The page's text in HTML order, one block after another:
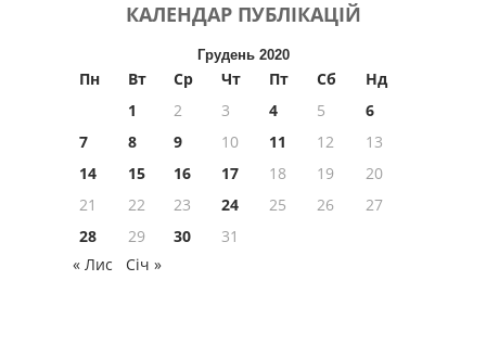
КАЛЕНДАР ПУБЛІКАЦІЙ
Грудень 2020
Пн Вт Ср Чт Пт Сб
Нд
1
2 3 4 5
6
7
8 9 10 11 12
13
14
15 16 17 18 19
20
21
22 23 24 25 26
27
28
29 30
31
« Лис
Січ »